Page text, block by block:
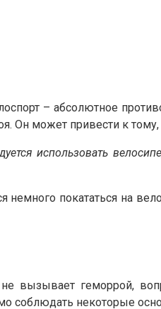
– абсолютное
Он может привести к
использовать
покататься на
вызывает геморрой,
соблюдать некоторые